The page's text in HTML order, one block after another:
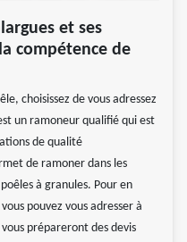
et ses
compétence de
choisissez de vous adressez
un ramoneur qualifié qui est
de qualité
de ramoner dans les
à granules. Pour en
pouvez vous adresser à
prépareront des devis